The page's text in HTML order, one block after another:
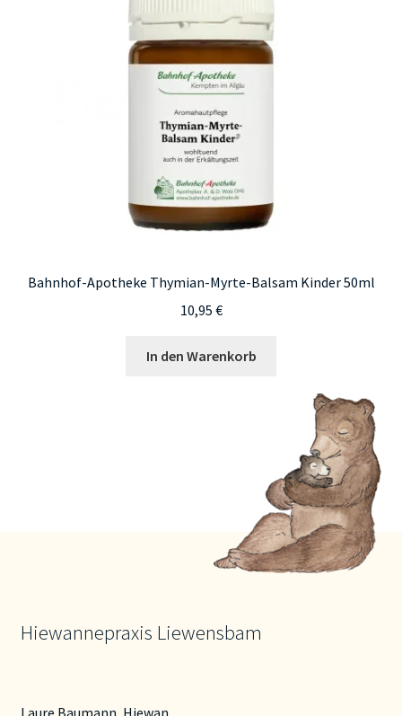
Bahnhof-Apotheke Thymian-Myrte-Balsam Kinder 50ml
10,95 €
In den Warenkorb
Hiewannepraxis Liewensbam
Laure Baumann, Hiewan